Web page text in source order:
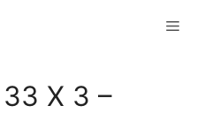
33 X 3 –